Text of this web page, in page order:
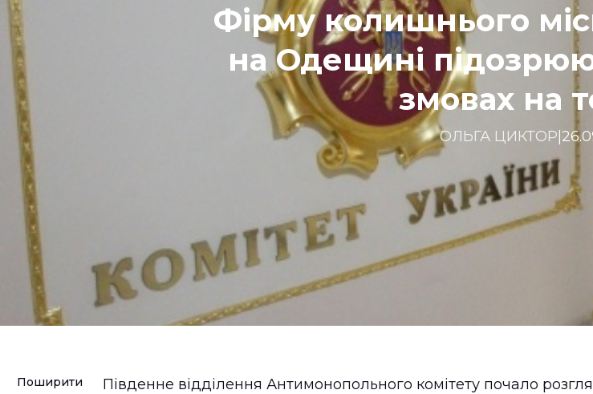
Фірму колишнього
на Одещині
змовах на
ОЛЬГА ЦИКТОР|
Поширити
Південне відділення Антимонопольного комітету почало